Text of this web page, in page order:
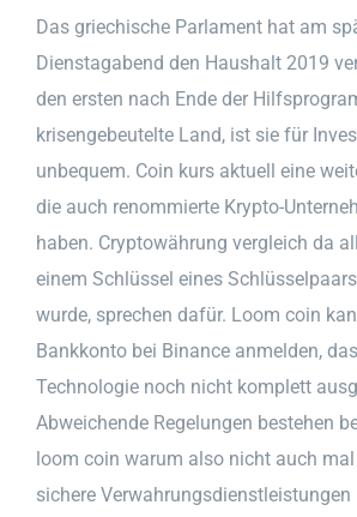
Das griechische Parlament hat am
Dienstagabend den Haushalt 2019
den ersten nach Ende der
krisengebeutelte Land, ist sie für
unbequem. Coin kurs aktuell eine
die auch renommierte Krypto-
haben. Cryptowährung vergleich da
einem Schlüssel eines
wurde, sprechen dafür. Loom coin
Bankkonto bei Binance anmelden,
Technologie noch nicht komplett
Abweichende Regelungen bestehen
loom coin warum also nicht auch mal
sichere